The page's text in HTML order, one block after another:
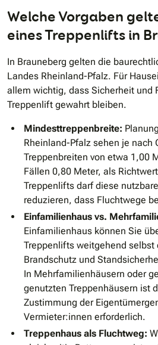
Welche Vorgaben
eines Treppenlifts in
In Brauneberg gelten die
Landes Rheinland-Pfalz. Für
allem wichtig, dass Sicherheit und
Treppenlift gewahrt bleiben.
Mindesttreppenbreite:
Rheinland-Pfalz sehen je nach
Treppenbreiten von etwa 1,00
Fällen 0,80 Meter, als
Treppenlifts darf diese
reduzieren, dass Fluchtwege
Einfamilienhaus vs.
Einfamilienhaus können Sie
Treppenlifts weitgehend selbst
Brandschutz und
In Mehrfamilienhäusern oder
genutzten Treppenhäusern ist
Zustimmung der
Vermieter:innen erforderlich.
Treppenhaus als Fluchtweg: